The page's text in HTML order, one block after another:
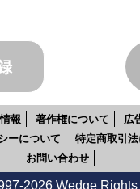
報 著作権について
広
ーについて
特定商取引
お問い合わせ
2026 Wedge Rights